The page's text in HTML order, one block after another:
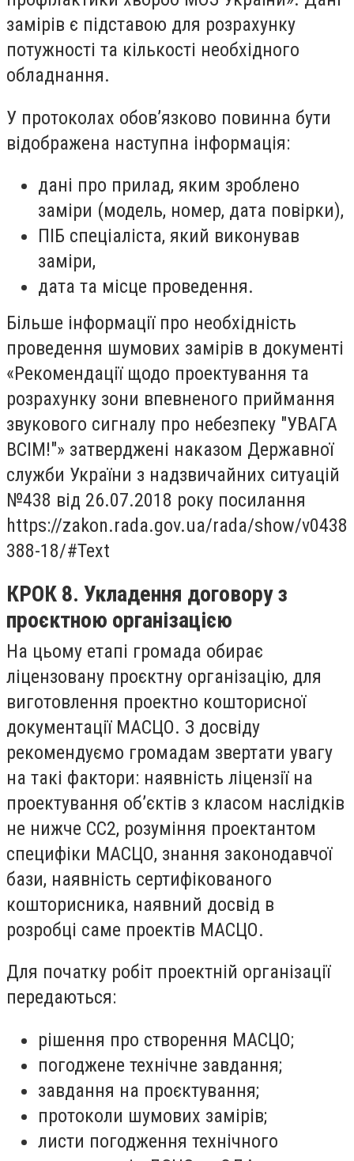
замірів є підставою для розрахунку
потужності та кількості необхідного
обладнання.
У протоколах обов’язково повинна бути
відображена наступна інформація:
дані про прилад, яким зроблено
заміри (модель, номер, дата повірки),
ПІБ спеціаліста, який виконував
заміри,
дата та місце проведення.
Більше інформації про необхідність
проведення шумових замірів в документі
«Рекомендації щодо проектування та
розрахунку зони впевненого приймання
звукового сигналу про небезпеку "УВАГА
ВСІМ!"» затверджені наказом Державної
служби України з надзвичайних ситуацій
№438 від 26.07.2018 року посилання
https://zakon.rada.gov.ua/rada/show/v0438
388-18/#Text
КРОК 8. Укладення договору з
проєктною організацією
На цьому етапі громада обирає
ліцензовану проєктну організацію, для
виготовлення проектно кошторисної
документації МАСЦО. З досвіду
рекомендуємо громадам звертати увагу
на такі фактори: наявність ліцензії на
проектування об’єктів з класом наслідків
не нижче СС2, розуміння проектантом
специфіки МАСЦО, знання законодавчої
бази, наявність сертифікованого
кошторисника, наявний досвід в
розробці саме проектів МАСЦО.
Для початку робіт проектній організації
передаються:
рішення про створення МАСЦО;
погоджене технічне завдання;
завдання на проєктування;
протоколи шумових замірів;
листи погодження технічного